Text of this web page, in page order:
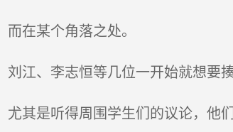
而在某个角落之处。
刘江、李志恒等几位一开始就想要
尤其是听得周围学生们的议论，他们